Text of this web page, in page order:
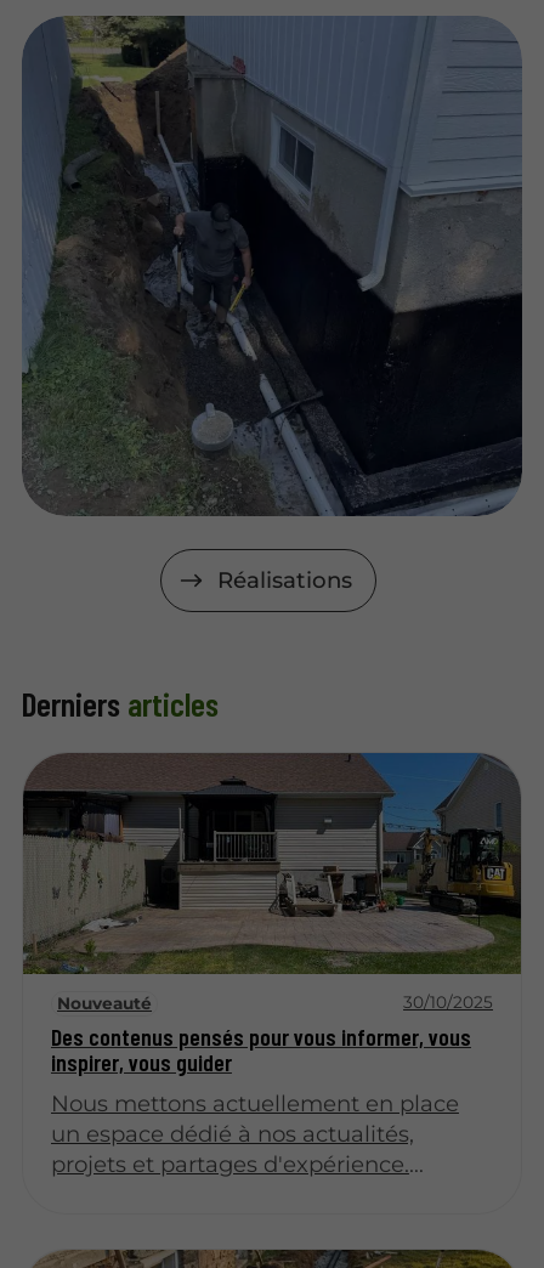
Réalisations
Derniers articles
Nouveauté 30/10/2025
Des contenus pensés pour vous informer, vous
inspirer, vous guider
Nous mettons actuellement en place
un espace dédié à nos actualités,
projets et partages d'expérience.